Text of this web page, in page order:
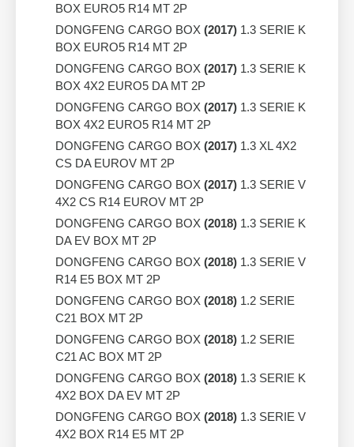
BOX EURO5 R14 MT 2P
DONGFENG CARGO BOX (2017) 1.3 SERIE K
BOX EURO5 R14 MT 2P
DONGFENG CARGO BOX (2017) 1.3 SERIE K
BOX 4X2 EURO5 DA MT 2P
DONGFENG CARGO BOX (2017) 1.3 SERIE K
BOX 4X2 EURO5 R14 MT 2P
DONGFENG CARGO BOX (2017) 1.3 XL 4X2
CS DA EUROV MT 2P
DONGFENG CARGO BOX (2017) 1.3 SERIE V
4X2 CS R14 EUROV MT 2P
DONGFENG CARGO BOX (2018) 1.3 SERIE K
DA EV BOX MT 2P
DONGFENG CARGO BOX (2018) 1.3 SERIE V
R14 E5 BOX MT 2P
DONGFENG CARGO BOX (2018) 1.2 SERIE
C21 BOX MT 2P
DONGFENG CARGO BOX (2018) 1.2 SERIE
C21 AC BOX MT 2P
DONGFENG CARGO BOX (2018) 1.3 SERIE K
4X2 BOX DA EV MT 2P
DONGFENG CARGO BOX (2018) 1.3 SERIE V
4X2 BOX R14 E5 MT 2P